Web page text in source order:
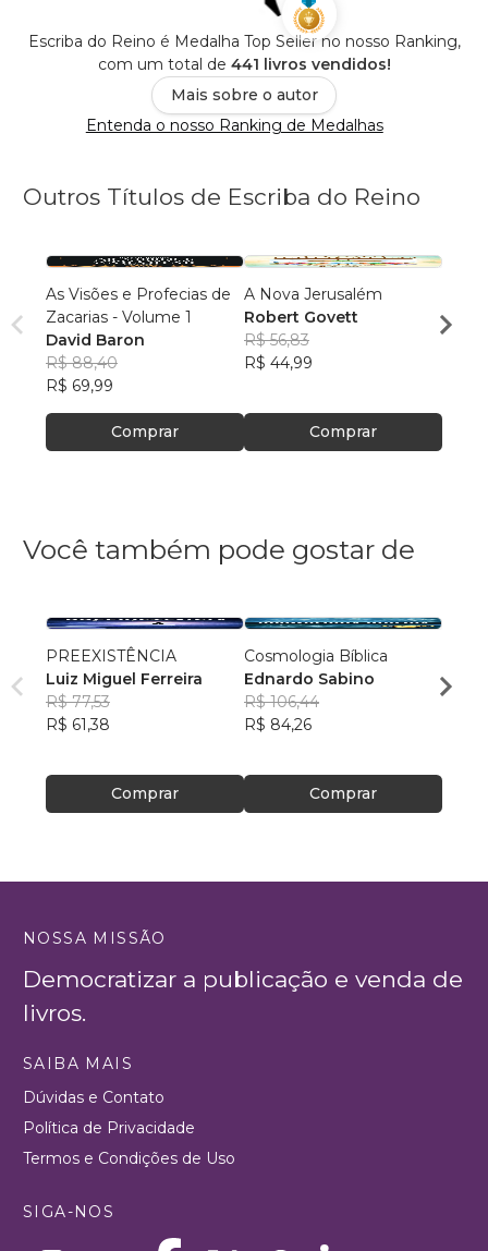
Escriba do Reino é Medalha Top Seller no nosso Ranking,
com um total de 441 livros vendidos!
Mais sobre o autor
Entenda o nosso Ranking de Medalhas
Outros Títulos de Escriba do Reino
As Visões e Profecias de
Zacarias - Volume 1
David Baron
R$ 88,40
R$ 69,99
Comprar
A Nova Jerusalém
Robert Govett
R$ 56,83
R$ 44,99
Comprar
Cristo
A. T.
Você também pode gostar de
PREEXISTÊNCIA
Luiz Miguel Ferreira
R$ 77,53
R$ 61,38
Comprar
Cosmologia Bíblica
Ednardo Sabino
R$ 106,44
R$ 84,26
Comprar
NOSSA MISSÃO
Democratizar a publicação e venda de
livros.
SAIBA MAIS
Dúvidas e Contato
Política de Privacidade
Termos e Condições de Uso
SIGA-NOS